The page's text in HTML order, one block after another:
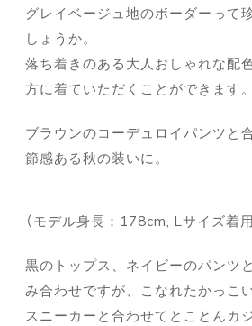
グレイベージュ地のボーダーって
しょうか。
落ち着きのある大人おしゃれな配
方に着ていただくことができます。
ブラウンのコーデュロイパンツと
節感ある秋の装いに。
（モデル身長：178cm, Lサイズ着用
黒のトップス、ネイビーのパンツ
み合わせですが、こなれたかっこ
スニーカーと合わせてとことんカ